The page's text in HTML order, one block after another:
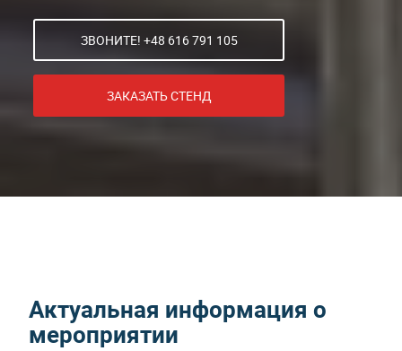
ЗВОНИТЕ! +48 616 791 105
ЗАКАЗАТЬ СТЕНД
Актуальная информация о
мероприятии